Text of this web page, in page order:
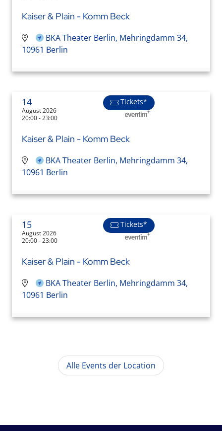
Kaiser & Plain - Komm Beck
BKA Theater Berlin, Mehringdamm 34,
10961 Berlin
14
August 2026
20:00 - 23:00
Tickets*
Kaiser & Plain - Komm Beck
BKA Theater Berlin, Mehringdamm 34,
10961 Berlin
15
August 2026
20:00 - 23:00
Tickets*
Kaiser & Plain - Komm Beck
BKA Theater Berlin, Mehringdamm 34,
10961 Berlin
Alle Events der Location